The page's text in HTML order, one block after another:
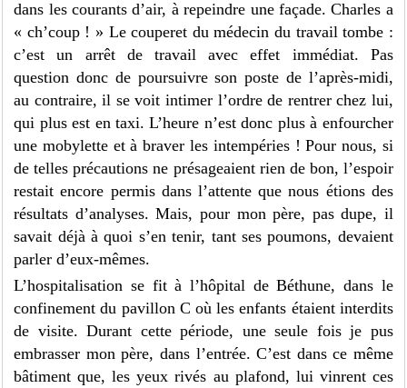
dans les courants d’air, à repeindre une façade. Charles a
« ch’coup ! » Le couperet du médecin du travail tombe :
c’est un arrêt de travail avec effet immédiat. Pas
question donc de poursuivre son poste de l’après-midi,
au contraire, il se voit intimer l’ordre de rentrer chez lui,
qui plus est en taxi. L’heure n’est donc plus à enfourcher
une mobylette et à braver les intempéries ! Pour nous, si
de telles précautions ne présageaient rien de bon, l’espoir
restait encore permis dans l’attente que nous étions des
résultats d’analyses. Mais, pour mon père, pas dupe, il
savait déjà à quoi s’en tenir, tant ses poumons, devaient
parler d’eux-mêmes.
L’hospitalisation se fit à l’hôpital de Béthune, dans le
confinement du pavillon C où les enfants étaient interdits
de visite. Durant cette période, une seule fois je pus
embrasser mon père, dans l’entrée. C’est dans ce même
bâtiment que, les yeux rivés au plafond, lui vinrent ces